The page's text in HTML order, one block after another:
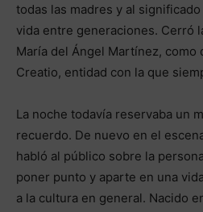
todas las madres y al
vida entre generaciones. Cerró
María del Ángel Martínez, como
Creatio, entidad con la que
La noche todavía reservaba un
recuerdo. De nuevo en el
habló al público sobre la
poner punto y aparte en una
a la cultura en general. Nacido